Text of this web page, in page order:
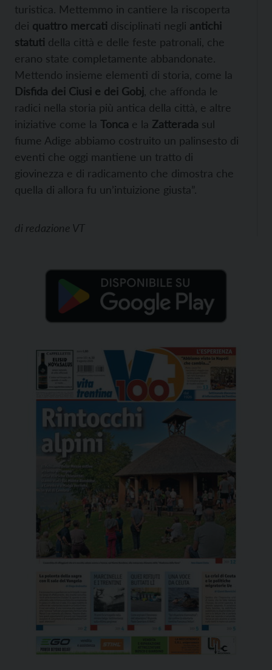
turistica. Mettemmo in cantiere la riscoperta
dei quattro mercati disciplinati negli antichi
statuti della città e delle feste patronali, che
erano state completamente abbandonate.
Mettendo insieme elementi di storia, come la
Disfida dei Ciusi e dei Gobj , che affonda le
radici nella storia più antica della città, e altre
iniziative come la Tonca e la Zatterada sul
fiume Adige abbiamo costruito un palinsesto di
eventi che oggi mantiene un tratto di
giovinezza e di radicamento che dimostra che
quella di allora fu un’intuizione giusta”.
di redazione VT